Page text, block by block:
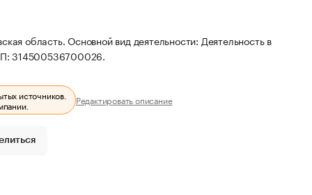
область. Основной вид деятельности: Деятельность в
314500536700026.
источников.
Редактировать описание